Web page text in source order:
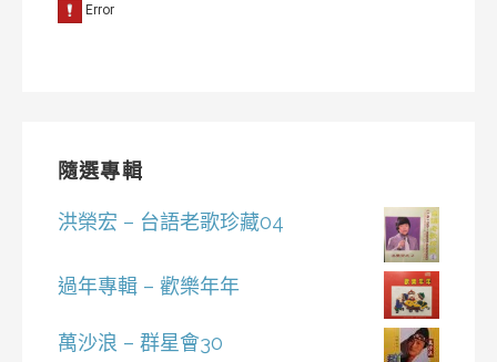
隨選專輯
洪榮宏 – 台語老歌珍藏04
過年專輯 – 歡樂年年
萬沙浪 – 群星會30